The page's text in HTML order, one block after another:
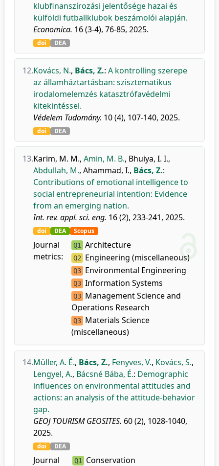
klubfinanszírozási jelentősége hazai és
külföldi futballklubok beszámolói alapján.
Economica. 16 (3-4), 76-85, 2025.
doi DEA
12.Kovács, N., Bács, Z.: A kontrolling szerepe
az államháztartásban: szisztematikus
irodalomelemzés katasztrófavédelmi
kitekintéssel.
Védelem Tudomány. 10 (4), 107-140, 2025.
doi DEA
13.Karim, M. M., Amin, M. B., Bhuiya, I. I.,
Abdullah, M., Ahammad, I., Bács, Z.:
Contributions of emotional intelligence to
social entrepreneurial intention: Evidence
from an emerging nation.
Int. rev. appl. sci. eng. 16 (2), 233-241, 2025.
doi DEA Scopus
Journal
metrics:
Q1 Architecture
Q2 Engineering (miscellaneous)
Q3 Environmental Engineering
Q3 Information Systems
Q3 Management Science and
Operations Research
Q3 Materials Science
(miscellaneous)
14.Müller, A. É., Bács, Z., Fenyves, V., Kovács, S.,
Lengyel, A., Bácsné Bába, É.: Demographic
influences on environmental attitudes and
actions: an analysis of the attitude-behavior
gap.
GEOJ TOURISM GEOSITES. 60 (2), 1028-1040,
2025.
doi DEA
Journal
Q1 Conservation